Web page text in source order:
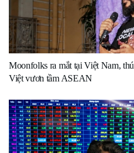
Moonfolks ra mắt tại Việt Nam,
Việt vươn tầm ASEAN